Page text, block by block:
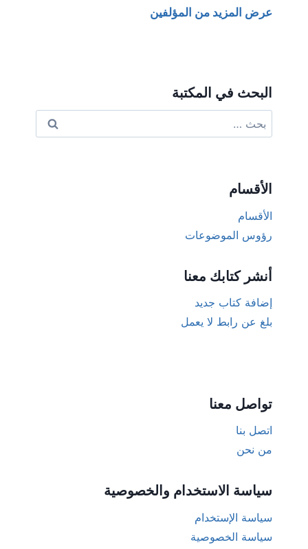
عرض المزيد من المؤلفين
البحث في المكتبة
عن:
الأقسام
الأقسام
رؤوس الموضوعات
أنشر كتابك معنا
إضافة كتاب جديد
بلغ عن رابط لا يعمل
تواصل معنا
اتصل بنا
من نحن
سياسة الاستخدام والخصوصية
سياسة الإستخدام
سياسة الخصوصية